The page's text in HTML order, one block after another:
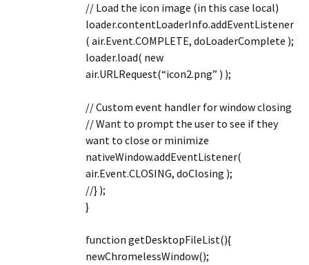
// Load the icon image (in this case local)
loader.contentLoaderInfo.addEventListener
( air.Event.COMPLETE, doLoaderComplete );
loader.load( new
air.URLRequest(“icon2.png” ) );
// Custom event handler for window closing
// Want to prompt the user to see if they
want to close or minimize
nativeWindow.addEventListener(
air.Event.CLOSING, doClosing );
//} );
}
function getDesktopFileList(){
newChromelessWindow();